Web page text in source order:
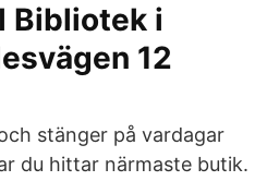
Bibliotek i
12
stänger på vardagar
du hittar närmaste butik.